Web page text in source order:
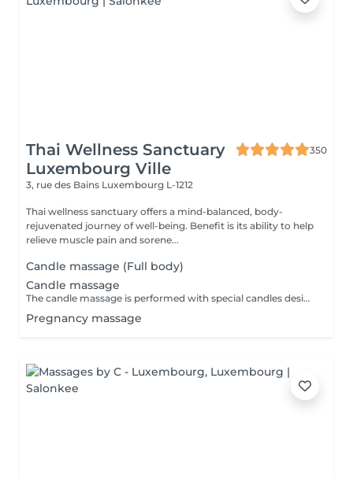
Thai Wellness Sanctuary
Luxembourg Ville
350
3, rue des Bains Luxembourg L-1212
Thai wellness sanctuary offers a mind-balanced, body-
rejuvenated journey of well-being. Benefit is its ability to help
relieve muscle pain and sorene...
Candle massage (Full body)
Candle massage
The candle massage is performed with special candles designed to be only for massage This massage is perfect for relaxing your back muscles and your skin warming up your body to be deep relaxing by the senses of the smell
Pregnancy massage